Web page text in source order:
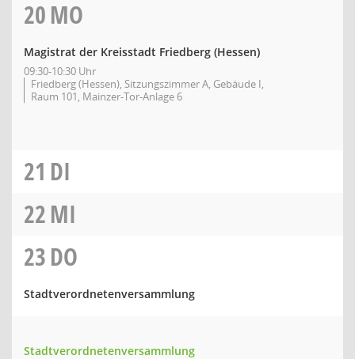
20MO
Magistrat der Kreisstadt Friedberg (Hessen)
09:30-10:30 Uhr
Friedberg (Hessen), Sitzungszimmer A, Gebäude I,
Raum 101, Mainzer-Tor-Anlage 6
21 DI
22MI
23DO
Stadtverordnetenversammlung
Stadtverordnetenversammlung